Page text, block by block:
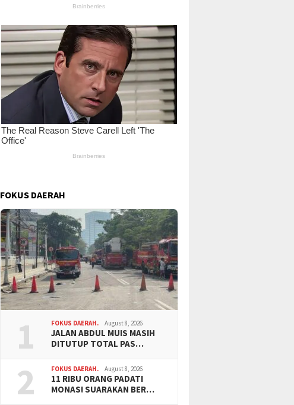
FOKUS DAERAH
1 FOKUS DAERAH. August 8, 2026
JALAN ABDUL MUIS MASIH
DITUTUP TOTAL PAS…
2 FOKUS DAERAH. August 8, 2026
11 RIBU ORANG PADATI
MONAS! SUARAKAN BER…